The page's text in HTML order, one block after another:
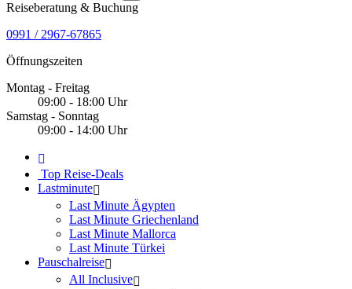
Reiseberatung & Buchung
0991 / 2967-67865
Öffnungszeiten
Montag - Freitag
09:00 - 18:00 Uhr
Samstag - Sonntag
09:00 - 14:00 Uhr
Top Reise-Deals
Lastminute
Last Minute Ägypten
Last Minute Griechenland
Last Minute Mallorca
Last Minute Türkei
Pauschalreise
All Inclusive